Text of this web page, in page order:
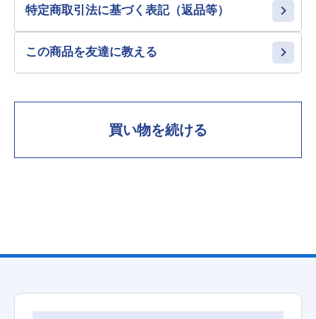
特定商取引法に基づく表記（返品等）
この商品を友達に教える
買い物を続ける